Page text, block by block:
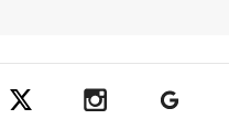
이스북
텐아시아 엑스텐아시아 인스타그램
텐아시아